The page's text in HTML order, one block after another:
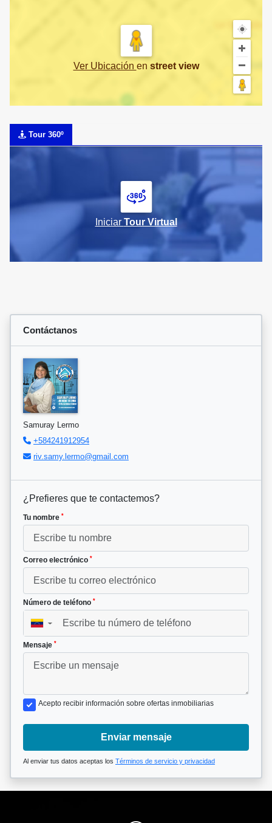
Ver Ubicación en street view
Tour 360º
Iniciar Tour Virtual
Contáctanos
Samuray Lermo
+584241912954
riv.samy.lermo@gmail.com
¿Prefieres que te contactemos?
Tu nombre *
Correo electrónico *
Número de teléfono *
▼
Mensaje *
Acepto recibir información sobre ofertas inmobiliarias
Enviar mensaje
Al enviar tus datos aceptas los Términos de servicio y privacidad